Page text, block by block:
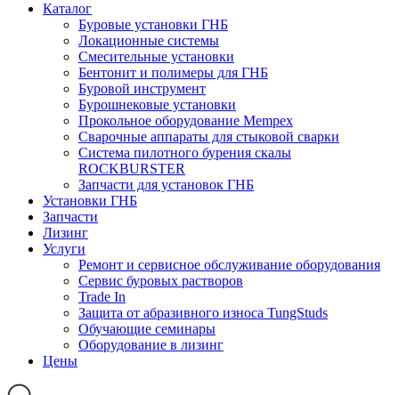
Каталог
Буровые установки ГНБ
Локационные системы
Смесительные установки
Бентонит и полимеры для ГНБ
Буровой инструмент
Бурошнековые установки
Прокольное оборудование Mempex
Сварочные аппараты для стыковой сварки
Система пилотного бурения скалы
ROCKBURSTER
Запчасти для установок ГНБ
Установки ГНБ
Запчасти
Лизинг
Услуги
Ремонт и сервисное обслуживание оборудования
Сервис буровых растворов
Trade In
Защита от абразивного износа TungStuds
Обучающие семинары
Оборудование в лизинг
Цены